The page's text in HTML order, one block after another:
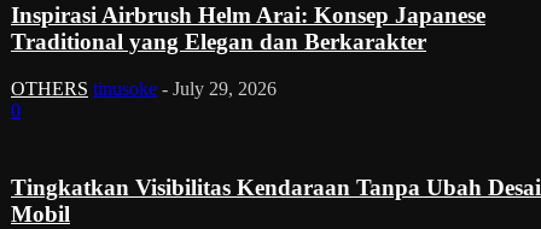
Inspirasi Airbrush Helm Arai: Konsep Japanese
Traditional yang Elegan dan Berkarakter
OTHERS tinusoke - July 29, 2026
0
Tingkatkan Visibilitas Kendaraan Tanpa Ubah
Mobil